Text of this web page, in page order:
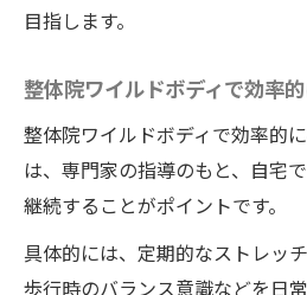
目指します。
整体院ワイルドボディで効率
整体院ワイルドボディで効率的
は、専門家の指導のもと、自宅
継続することがポイントです。
具体的には、定期的なストレッ
歩行時のバランス意識などを日